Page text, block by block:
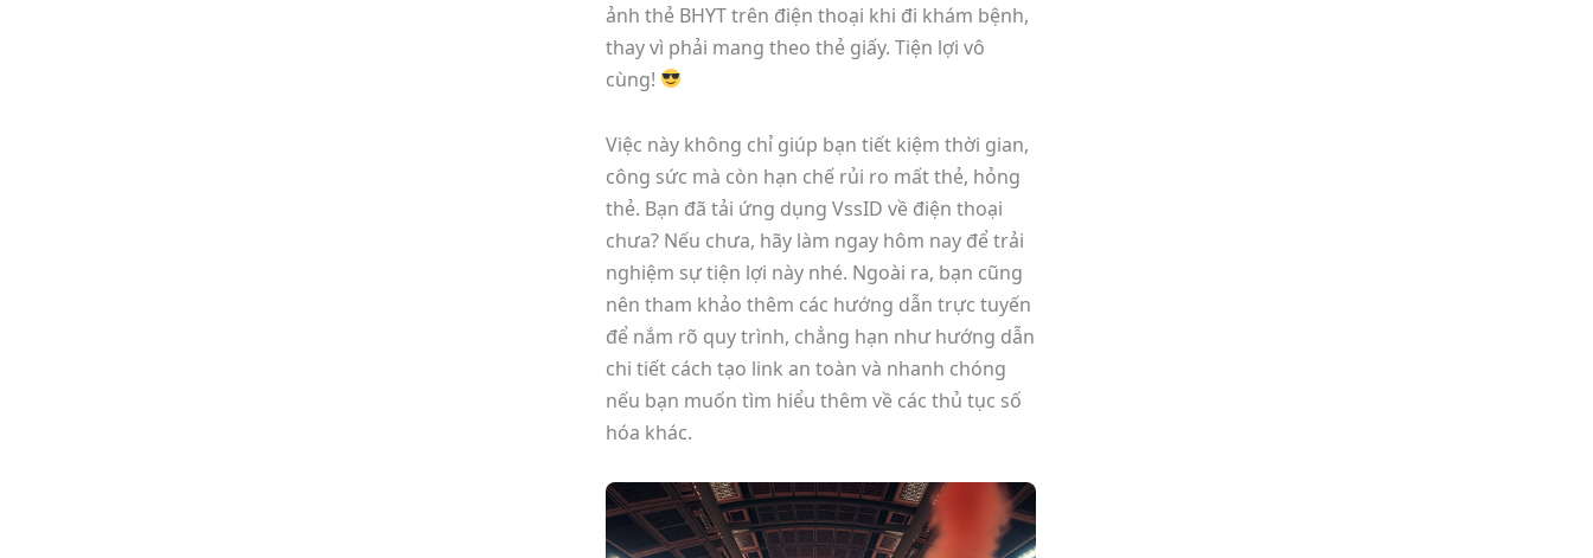
ảnh thẻ BHYT trên điện thoại khi đi khám bệnh,
thay vì phải mang theo thẻ giấy. Tiện lợi vô
cùng!
Việc này không chỉ giúp bạn tiết kiệm thời gian,
công sức mà còn hạn chế rủi ro mất thẻ, hỏng
thẻ. Bạn đã tải ứng dụng VssID về điện thoại
chưa? Nếu chưa, hãy làm ngay hôm nay để trải
nghiệm sự tiện lợi này nhé. Ngoài ra, bạn cũng
nên tham khảo thêm các hướng dẫn trực tuyến
để nắm rõ quy trình, chẳng hạn như hướng dẫn
chi tiết cách tạo link an toàn và nhanh chóng
nếu bạn muốn tìm hiểu thêm về các thủ tục số
hóa khác.